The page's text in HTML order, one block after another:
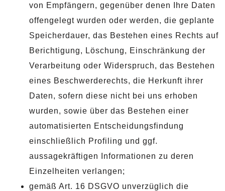
von Empfängern, gegenüber denen Ihre Daten
offengelegt wurden oder werden, die geplante
Speicherdauer, das Bestehen eines Rechts auf
Berichtigung, Löschung, Einschränkung der
Verarbeitung oder Widerspruch, das Bestehen
eines Beschwerderechts, die Herkunft ihrer
Daten, sofern diese nicht bei uns erhoben
wurden, sowie über das Bestehen einer
automatisierten Entscheidungsfindung
einschließlich Profiling und ggf.
aussagekräftigen Informationen zu deren
Einzelheiten verlangen;
gemäß Art. 16 DSGVO unverzüglich die